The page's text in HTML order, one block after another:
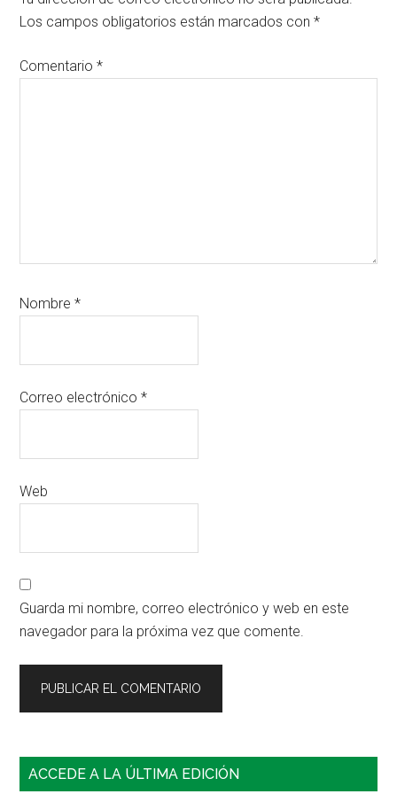
los
lectores
Los campos obligatorios están marcados con*
Comentario*
Nombre*
Correo electrónico*
Web
Guarda mi nombre, correo electrónico y web en este
navegador para la próxima vez que comente.
Barra
ACCEDE A LA ÚLTIMA EDICIÓN